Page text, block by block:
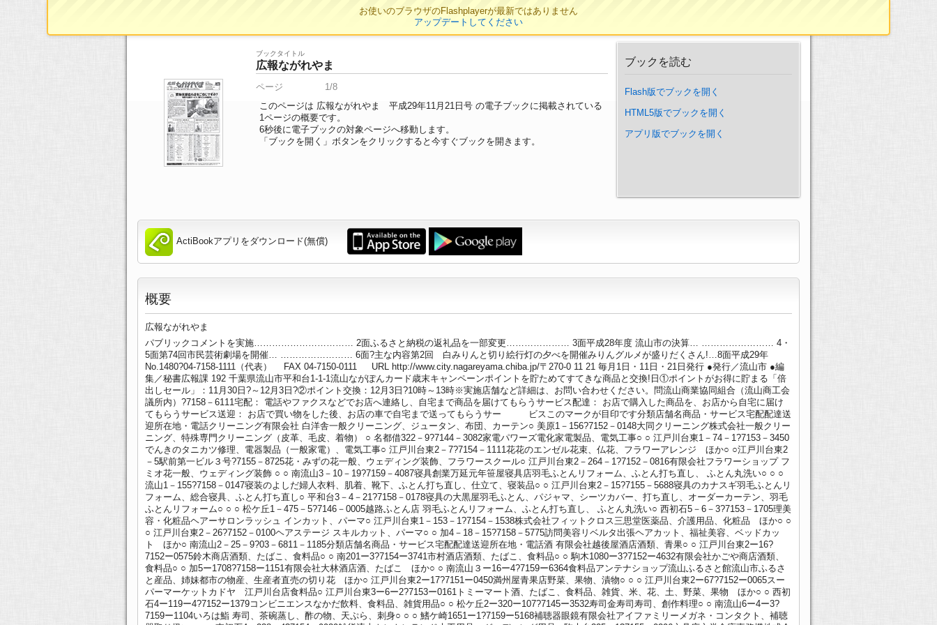
ブックタイトル
広報ながれやま
ページ
1/8
このページは 広報ながれやま 平成29年11月21日号 の電子ブックに掲載されている
1ページの概要です。
6秒後に電子ブックの対象ページへ移動します。
「ブックを開く」ボタンをクリックすると今すぐブックを開きます。
ブックを読む
Flash版でブックを開く
HTML5版でブックを開く
アプリ版でブックを開く
ActiBookアプリをダウンロード(無償)
概要
広報ながれやま
パブリックコメントを実施…………………………… 2面ふるさと納税の返礼品を一部変更………………… 3面平成28年度 流山市の決算… …………………… 4・
5面第74回市民芸術劇場を開催… …………………… 6面?主な内容第2回 白みりんと切り絵行灯の夕べを開催みりんグルメが盛りだくさん!…8面平成29年
No.1480?04-7158-1111（代表） FAX 04-7150-0111 URL http://www.city.nagareyama.chiba.jp/〒270-0 11 21 毎月1日・11日・21日発行 ●発行／流山市 ●編
集／秘書広報課 192 千葉県流山市平和台1-1-1流山ながぽんカード歳末キャンペーンポイントを貯ためてすてきな商品と交換!日①ポイントがお得に貯まる「倍
出しセール」：11月30日?～12月3日?②ポイント交換：12月3日?10時～13時※実施店舗など詳細は、お問い合わせください。問流山商業協同組合（流山商工会
議所内）?7158－6111宅配： 電話やファクスなどでお店へ連絡し、自宅まで商品を届けてもらうサービス配達： お店で購入した商品を、お店から自宅に届け
てもらうサービス送迎： お店で買い物をした後、お店の車で自宅まで送ってもらうサー ビスこのマークが目印です分類店舗名商品・サービス宅配配達送
迎所在地・電話クリーニング有限会社 白洋舎一般クリーニング、ジュータン、布団、カーテン○ 美原1－156?7152－0148大同クリーニング株式会社一般クリー
ニング、特殊専門クリーニング（皮革、毛皮、着物） ○ 名都借322－9?7144－3082家電パワーズ電化家電製品、電気工事○ ○ 江戸川台東1－74－1?7153－3450
でんきのタニカツ修理、電器製品（一般家電）、電気工事○ 江戸川台東2－7?7154－1111花花のエンゼル花束、仏花、フラワーアレンジ ほか○ ○江戸川台東2
－5駅前第一ビル３号?7155－8725花・みずの花一般、ウェディング装飾、フラワースクール○ 江戸川台東2－264－1?7152－0816有限会社フラワーショップ フ
ミオ花一般、ウェディング装飾 ○ ○ 南流山3－10－19?7159－4087寝具創業万延元年笹屋寝具店羽毛ふとんリフォーム、ふとん打ち直し、 ふとん丸洗い○ ○ ○
流山1－155?7158－0147寝装のよしだ婦人衣料、肌着、靴下、ふとん打ち直し、仕立て、寝装品○ ○ 江戸川台東2－15?7155－5688寝具のカナスギ羽毛ふとんリ
フォーム、総合寝具、ふとん打ち直し○ 平和台3－4－21?7158－0178寝具の大黒屋羽毛ふとん、パジャマ、シーツカバー、打ち直し、オーダーカーテン、羽毛
ふとんリフォーム○ ○ ○ 松ケ丘1－475－5?7146－0005越路ふとん店 羽毛ふとんリフォーム、ふとん打ち直し、 ふとん丸洗い○ 西初石5－6－3?7153－1705理美
容・化粧品ヘアーサロンラッシュ インカット、パーマ○ 江戸川台東1－153－1?7154－1538株式会社フィットクロス三思堂医薬品、介護用品、化粧品 ほか○ ○
○ 江戸川台東2－26?7152－0100ヘアステージ スキルカット、パーマ○ ○ 加4－18－15?7158－5775訪問美容リベルタ出張ヘアカット、福祉美容、ベッドカッ
ト ほか○ 南流山2－25－9?03－6811－1185分類店舗名商品・サービス宅配配達送迎所在地・電話酒 有限会社越後屋酒店酒類、青果○ ○ 江戸川台東2ー16?
7152ー0575鈴木商店酒類、たばこ、食料品○ ○ 南201ー3?7154ー3741市村酒店酒類、たばこ、食料品○ ○ 駒木1080ー3?7152ー4632有限会社かごや商店酒類、
食料品○ ○ 加5ー1708?7158ー1151有限会社大林酒店酒、たばこ ほか○ ○ 南流山３ー16ー4?7159ー6364食料品アンテナショップ流山ふるさと館流山市ふるさ
と産品、姉妹都市の物産、生産者直売の切り花 ほか○ 江戸川台東2ー17?7151ー0450満州屋青果店野菜、果物、漬物○ ○ ○ 江戸川台東2ー67?7152ー0065スー
パーマーケットカドヤ 江戸川台店食料品○ 江戸川台東3ー6ー2?7153ー0161トミーマート酒、たばこ、食料品、雑貨、米、花、土、野菜、果物 ほか○ ○ 西初
石4ー119ー4?7152ー1379コンビニエンスなかだ飲料、食料品、雑貨用品○ ○ 松ケ丘2ー320ー107?7145ー3532寿司金寿司寿司、創作料理○ ○ 南流山6ー4ー3?
7159ー1104いろは鮨 寿司、茶碗蒸し、酢の物、天ぷら、刺身○ ○ ○ 鰭ケ崎1651ー1?7159ー5168補聴器眼鏡有限会社アイファミリーメガネ・コンタクト、補聴
お使いのブラウザのFlashplayerが最新ではありません
アップデートしてください